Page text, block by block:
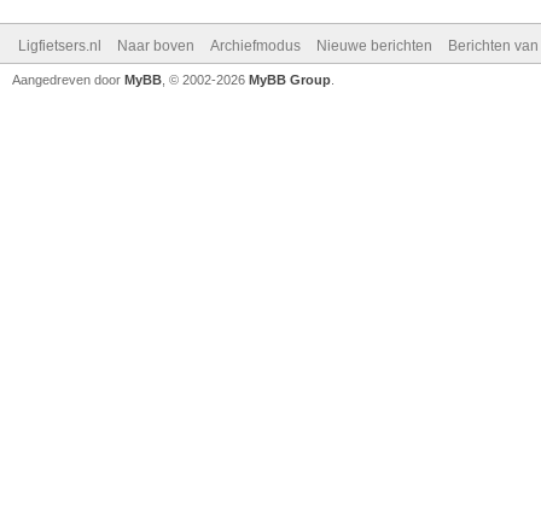
Ligfietsers.nl Naar boven Archiefmodus Nieuwe berichten Berichten
Aangedreven door MyBB , © 2002-2026 MyBB Group